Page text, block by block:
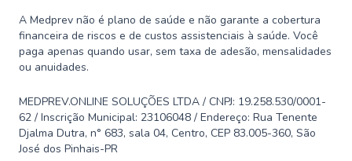
A Medprev não é plano de saúde e não garante a cobertura
financeira de riscos e de custos assistenciais à saúde. Você
paga apenas quando usar, sem taxa de adesão, mensalidades
ou anuidades.
MEDPREV.ONLINE SOLUÇÕES LTDA / CNPJ: 19.258.530/0001-
62 / Inscrição Municipal: 23106048 / Endereço: Rua Tenente
Djalma Dutra, n° 683, sala 04, Centro, CEP 83.005-360, São
José dos Pinhais-PR